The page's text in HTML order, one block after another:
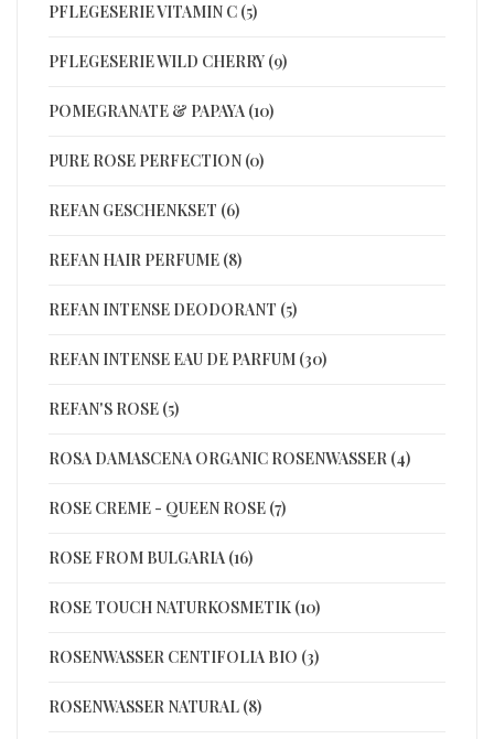
PFLEGESERIE VITAMIN C (5)
PFLEGESERIE WILD CHERRY (9)
POMEGRANATE & PAPAYA (10)
PURE ROSE PERFECTION (0)
REFAN GESCHENKSET (6)
REFAN HAIR PERFUME (8)
REFAN INTENSE DEODORANT (5)
REFAN INTENSE EAU DE PARFUM (30)
REFAN'S ROSE (5)
ROSA DAMASCENA ORGANIC ROSENWASSER (4)
ROSE CREME - QUEEN ROSE (7)
ROSE FROM BULGARIA (16)
ROSE TOUCH NATURKOSMETIK (10)
ROSENWASSER CENTIFOLIA BIO (3)
ROSENWASSER NATURAL (8)